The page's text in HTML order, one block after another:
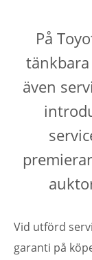
På
även
Vid utförd
garanti på